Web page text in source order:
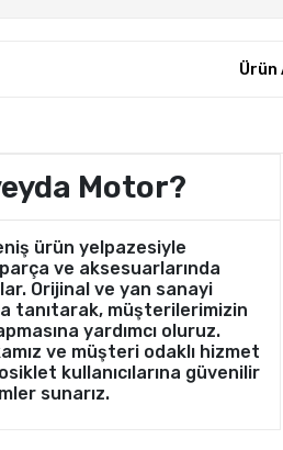
Ürün
Motor?
ürün yelpazesiyle
ve aksesuarlarında
Orijinal ve yan sanayi
tanıtarak, müşterilerimizin
yardımcı oluruz.
ve müşteri odaklı hizmet
kullanıcılarına güvenilir
sunarız.